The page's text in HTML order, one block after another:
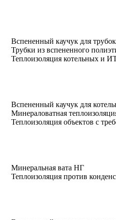
Вспененный каучук для трубок
Трубки из вспененного
Теплоизоляция котельных и
Вспененный каучук для
Минераловатная
Теплоизоляция объектов с
Минеральная вата НГ
Теплоизоляция против